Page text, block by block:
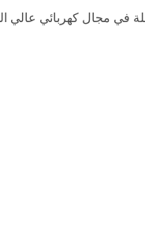
في مجال كهربائي عالي